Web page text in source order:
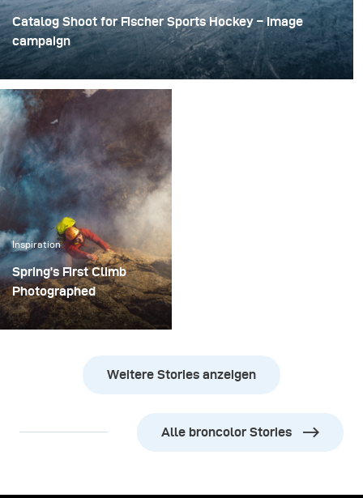
Catalog Shoot for Fischer Sports Hockey – Image
campaign
We shot all day long and I for the record didn’t run out of
battery once.
Inspiration
Spring’s First Climb
Photographed
For adventure
Weitere Stories anzeigen
Alle broncolor Stories